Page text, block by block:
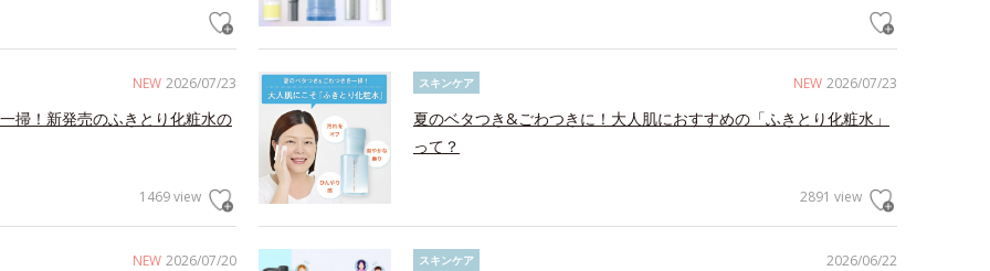
NEW 2026/07/23
掃！新発売のふきとり化粧水の
1469 view
NEW 2026/07/23
スキンケア
夏のベタつき&ごわつきに！大人肌におすすめの「ふきとり化粧水」
って？
2891 view
NEW 2026/07/20 2026/06/22
スキンケア